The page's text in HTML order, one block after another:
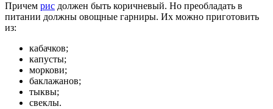
Причем рис должен быть коричневый. Но преобладать в
питании должны овощные гарниры. Их можно приготовить
из:
кабачков;
капусты;
моркови;
баклажанов;
тыквы;
свеклы.